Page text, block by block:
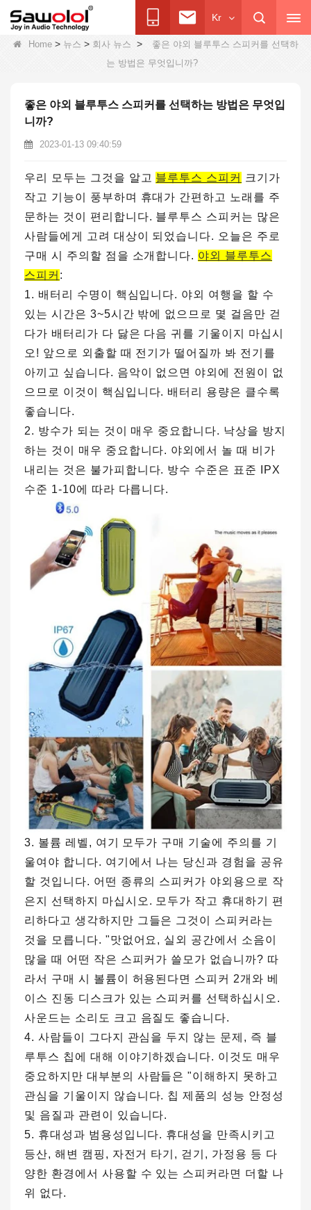
Kr
Home> 뉴스 > 회사 뉴스 >
좋은 야외 블루투스 스피커를 선택하
는 방법은 무엇입니까?
좋은 야외 블루투스 스피커를 선택하는 방법은 무엇입
니까?
2023-01-13 09:40:59
우리 모두는 그것을 알고 블루투스 스피커
크기가
작고 기능이 풍부하며 휴대가 간편하고 노래를 주
문하는 것이 편리합니다. 블루투스 스피커는 많은
사람들에게 고려 대상이 되었습니다. 오늘은 주로
구매 시 주의할 점을 소개합니다. 야외 블루투스
스피커 :
1. 배터리 수명이 핵심입니다. 야외 여행을 할 수
있는 시간은 3~5시간 밖에 없으므로 몇 걸음만 걷
다가 배터리가 다 닳은 다음 귀를 기울이지 마십시
오! 앞으로 외출할 때 전기가 떨어질까 봐 전기를
아끼고 싶습니다. 음악이 없으면 야외에 전원이 없
으므로 이것이 핵심입니다. 배터리 용량은 클수록
좋습니다.
2. 방수가 되는 것이 매우 중요합니다. 낙상을 방지
하는 것이 매우 중요합니다. 야외에서 놀 때 비가
내리는 것은 불가피합니다. 방수 수준은 표준 IPX
수준 1-10에 따라 다릅니다.
3. 볼륨 레벨, 여기 모두가 구매 기술에 주의를 기
울여야 합니다. 여기에서 나는 당신과 경험을 공유
할 것입니다. 어떤 종류의 스피커가 야외용으로 작
은지 선택하지 마십시오. 모두가 작고 휴대하기 편
리하다고 생각하지만 그들은 그것이 스피커라는
것을 모릅니다. "맛없어요, 실외 공간에서 소음이
많을 때 어떤 작은 스피커가 쓸모가 없습니까? 따
라서 구매 시 볼륨이 허용된다면 스피커 2개와 베
이스 진동 디스크가 있는 스피커를 선택하십시오.
사운드는 소리도 크고 음질도 좋습니다.
4. 사람들이 그다지 관심을 두지 않는 문제, 즉 블
루투스 칩에 대해 이야기하겠습니다. 이것도 매우
중요하지만 대부분의 사람들은 "이해하지 못하고
관심을 기울이지 않습니다. 칩 제품의 성능 안정성
및 음질과 관련이 있습니다.
5. 휴대성과 범용성입니다. 휴대성을 만족시키고
등산, 해변 캠핑, 자전거 타기, 걷기, 가정용 등 다
양한 환경에서 사용할 수 있는 스피커라면 더할 나
위 없다.